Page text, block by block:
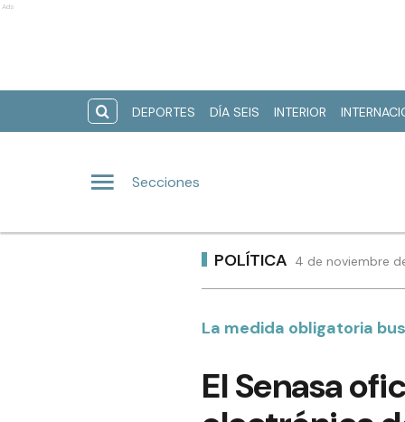
Ads
DEPORTES DÍA SEIS INTERIOR
Secciones
POLÍTICA 4 de noviembre
La medida obligatoria
El Senasa